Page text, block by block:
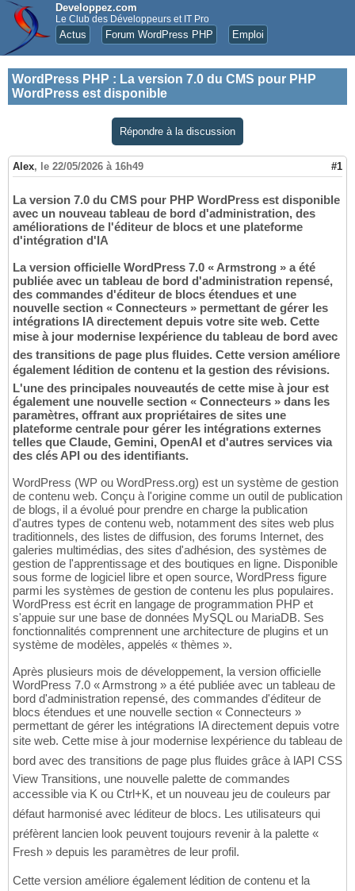
Developpez.com
Le Club des Développeurs et IT Pro
Actus Forum WordPress PHP Emploi
WordPress PHP : La version 7.0 du CMS pour PHP
WordPress est disponible
Répondre à la discussion
Alex, le 22/05/2026 à 16h49 #1
La version 7.0 du CMS pour PHP WordPress est disponible
avec un nouveau tableau de bord d'administration, des
améliorations de l'éditeur de blocs et une plateforme
d'intégration d'IA
La version officielle WordPress 7.0 « Armstrong » a été
publiée avec un tableau de bord d'administration repensé,
des commandes d'éditeur de blocs étendues et une
nouvelle section « Connecteurs » permettant de gérer les
intégrations IA directement depuis votre site web. Cette
mise à jour modernise lexpérience du tableau de bord avec
des transitions de page plus fluides. Cette version améliore
également lédition de contenu et la gestion des révisions.
L'une des principales nouveautés de cette mise à jour est
également une nouvelle section « Connecteurs » dans les
paramètres, offrant aux propriétaires de sites une
plateforme centrale pour gérer les intégrations externes
telles que Claude, Gemini, OpenAI et d'autres services via
des clés API ou des identifiants.
WordPress (WP ou WordPress.org) est un système de gestion
de contenu web. Conçu à l'origine comme un outil de publication
de blogs, il a évolué pour prendre en charge la publication
d'autres types de contenu web, notamment des sites web plus
traditionnels, des listes de diffusion, des forums Internet, des
galeries multimédias, des sites d'adhésion, des systèmes de
gestion de l'apprentissage et des boutiques en ligne. Disponible
sous forme de logiciel libre et open source, WordPress figure
parmi les systèmes de gestion de contenu les plus populaires.
WordPress est écrit en langage de programmation PHP et
s'appuie sur une base de données MySQL ou MariaDB. Ses
fonctionnalités comprennent une architecture de plugins et un
système de modèles, appelés « thèmes ».
Après plusieurs mois de développement, la version officielle
WordPress 7.0 « Armstrong » a été publiée avec un tableau de
bord d'administration repensé, des commandes d'éditeur de
blocs étendues et une nouvelle section « Connecteurs »
permettant de gérer les intégrations IA directement depuis votre
site web. Cette mise à jour modernise lexpérience du tableau de
bord avec des transitions de page plus fluides grâce à lAPI CSS
View Transitions, une nouvelle palette de commandes
accessible via K ou Ctrl+K, et un nouveau jeu de couleurs par
défaut harmonisé avec léditeur de blocs. Les utilisateurs qui
préfèrent lancien look peuvent toujours revenir à la palette «
Fresh » depuis les paramètres de leur profil.
Cette version améliore également lédition de contenu et la